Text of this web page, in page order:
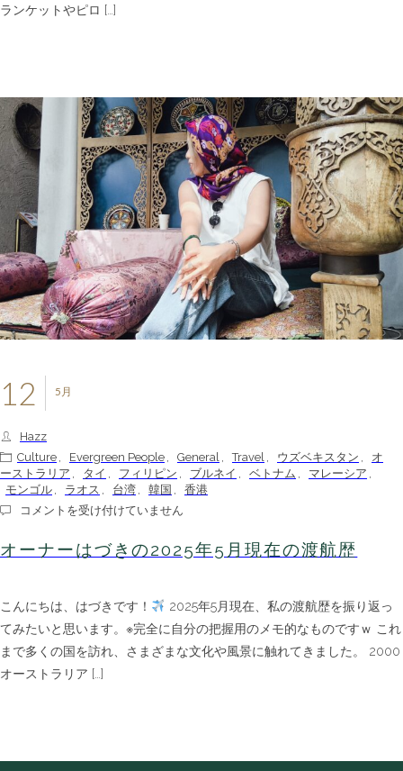
岡
ギ
は
ランケットやピロ […]
5月
12
Hazz
Culture , Evergreen People , General , Travel , ウズベキスタン ,
オ
ーストラリア , タイ , フィリピン , ブルネイ , ベトナム , マレーシア ,
モンゴル , ラオス , 台湾 , 韓国 ,
香港
オ
ー
き
の
2025
年
5
コメントを受け付けていません
オーナーはづきの2025年5月現在の渡航歴
こんにちは、はづきです！
2025年5月現在、私の渡航歴を振り返っ
てみたいと思います。※完全に自分の把握用のメモ的なものですｗ これ
まで多くの国を訪れ、さまざまな文化や風景に触れてきました。 2000
オーストラリア […]